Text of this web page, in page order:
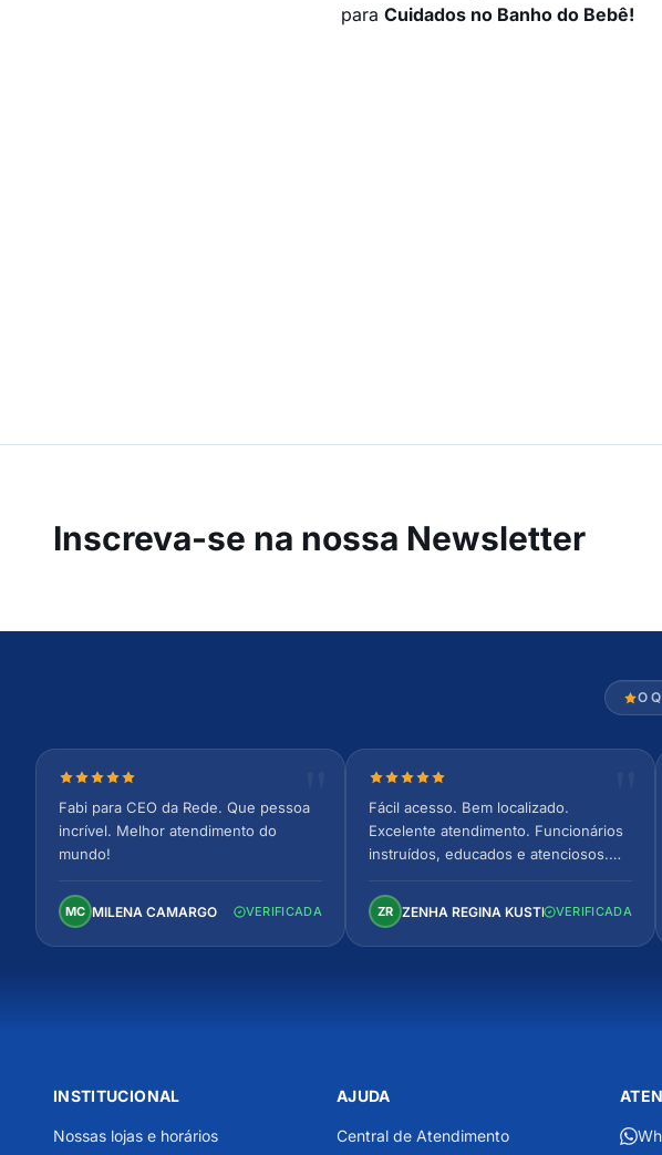
para Cuidados no Banho do Bebê!
Inscreva-se na nossa Newsletter
O
Nota 5 de 5 estrelas
Fabi para CEO da Rede. Que pessoa
incrível. Melhor atendimento do
mundo!
MC MILENA CAMARGO VERIFICADA
Nota 5 de 5 estrelas
Fácil acesso. Bem localizado.
Excelente atendimento. Funcionários
instruídos, educados e atenciosos.
confortável. Perfeito!
ZR ZENHA REGINA KUSTERVERIFICADA
INSTITUCIONAL
Nossas lojas e horários
AJUDA
Central de Atendimento